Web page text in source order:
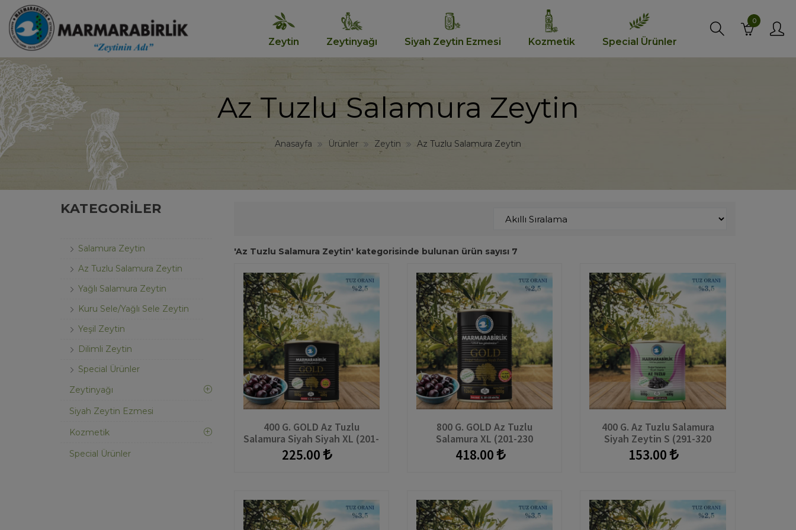
Zeytin Zeytinyağı Siyah Zeytin Ezmesi Kozmetik Special Ürünler
0
Az Tuzlu Salamura Zeytin
Anasayfa Ürünler Zeytin Az Tuzlu Salamura Zeytin
KATEGORILER
Salamura Zeytin
Az Tuzlu Salamura Zeytin
Yağlı Salamura Zeytin
Kuru Sele/Yağlı Sele Zeytin
Yeşil Zeytin
Dilimli Zeytin
Special Ürünler
Zeytinyağı
Siyah Zeytin Ezmesi
Kozmetik
Special Ürünler
'Az Tuzlu Salamura Zeytin' kategorisinde bulunan ürün sayısı 7
400 G. GOLD Az Tuzlu
Salamura Siyah Siyah XL (201-
230 Adet/kg) Teneke
225.00
800 G. GOLD Az Tuzlu
Salamura XL (201-230
Adet/kg) Teneke
418.00
400 G. Az Tuzlu Salamura
Siyah Zeytin S (291-320
Adet/kg) Teneke
153.00